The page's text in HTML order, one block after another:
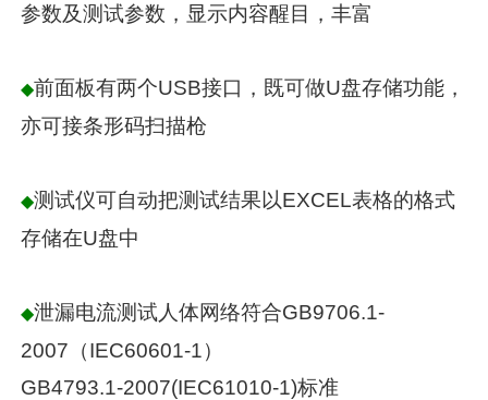
参数及测试参数，显示内容醒目，丰富
◆前面板有两个USB接口，既可做U盘存储功能，
亦可接条形码扫描枪
◆测试仪可自动把测试结果以EXCEL表格的格式
存储在U盘中
◆泄漏电流测试人体网络符合GB9706.1-
2007（IEC60601-1）
GB4793.1-2007(IEC61010-1)标准